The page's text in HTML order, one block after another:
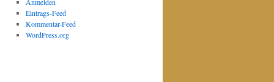
Eintrags-Feed
Kommentar-Feed
WordPress.org